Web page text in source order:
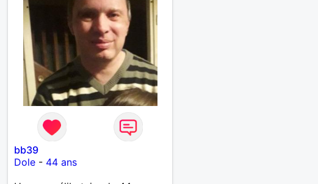
bb39
Dole - 44 ans